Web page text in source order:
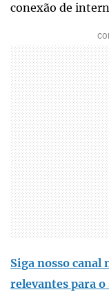
conexão de
Siga nosso canal
relevantes para o